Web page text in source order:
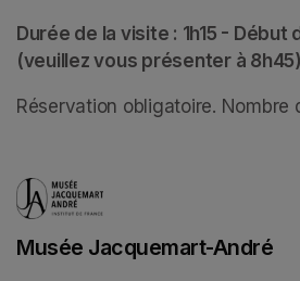
Durée de la visite : 1h15 - Début
(veuillez vous présenter à 8h45)
Réservation obligatoire. Nombre
Musée Jacquemart-André